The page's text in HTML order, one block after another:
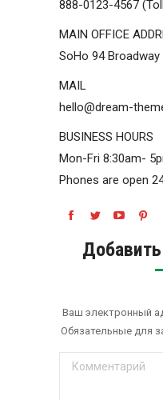
888-0123-4567
MAIN OFFICE
SoHo 94 Broadway
MAIL
hello@dream-
BUSINESS HOURS
Mon-Fri 8:30am-
Phones are open
Найдите нас:
Facebook
TwitterYouTube
Ваш электронный
Обязательные для
Комментарий